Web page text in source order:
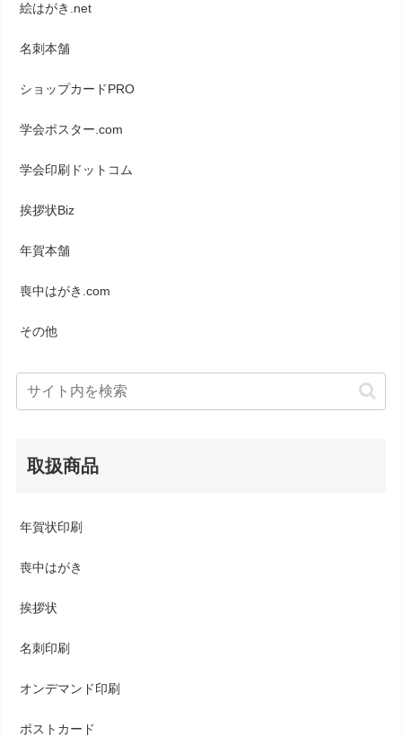
絵はがき.net
名刺本舗
ショップカードPRO
学会ポスター.com
学会印刷ドットコム
挨拶状Biz
年賀本舗
喪中はがき.com
その他
取扱商品
年賀状印刷
喪中はがき
挨拶状
名刺印刷
オンデマンド印刷
ポストカード